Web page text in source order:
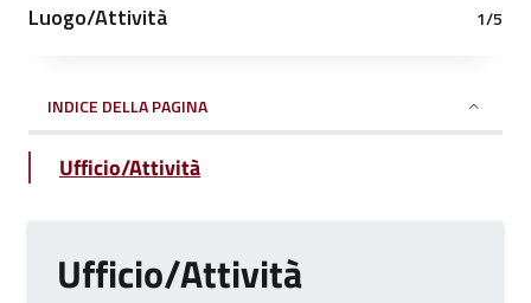
Luogo/Attività 1/5
INDICE DELLA PAGINA
Ufficio/Attività
Ufficio/Attività